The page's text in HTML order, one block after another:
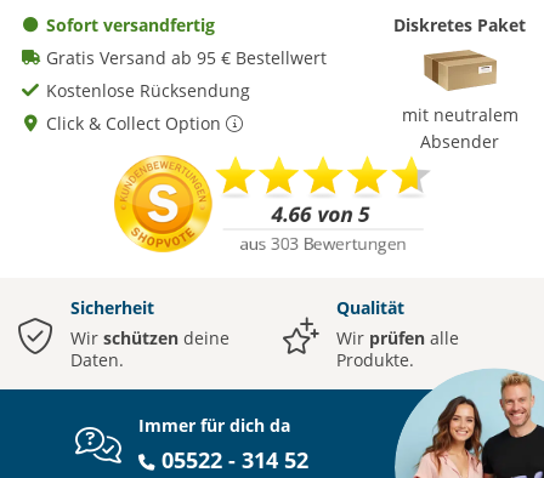
Sofort versandfertig
Gratis Versand ab 95 € Bestellwert
Kostenlose Rücksendung
Click & Collect Option
Diskretes Paket
mit neutralem
Absender
Sicherheit
Wir schützen deine
Daten.
Qualität
Wir prüfen alle
Produkte.
Immer für dich da
05522 - 314 52